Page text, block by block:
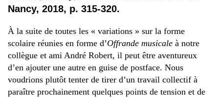
Nancy, 2018, p. 315-320.
À la suite de toutes les « variations » sur la forme
scolaire réunies en forme d’Offrande musicale à notre
collègue et ami André Robert, il peut être aventureux
d’en ajouter une autre en guise de postface. Nous
voudrions plutôt tenter de tirer d’un travail collectif à
paraître prochainement quelques points de tension et de